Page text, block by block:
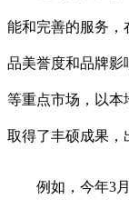
能和完善的服务，
品美誉度和品牌影
等重点市场，以本
取得了丰硕成果，
例如，今年3月